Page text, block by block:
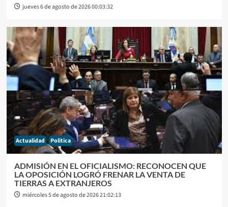
jueves 6 de agosto de 2026 00:03:32
Actualidad Politica
ADMISIÓN EN EL OFICIALISMO: RECONOCEN QUE
LA OPOSICIÓN LOGRÓ FRENAR LA VENTA DE
TIERRAS A EXTRANJEROS
miércoles 5 de agosto de 2026 21:02:13